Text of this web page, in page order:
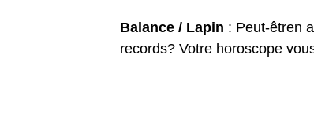
Balance / Lapin : Peut-êtren
records? Votre horoscope